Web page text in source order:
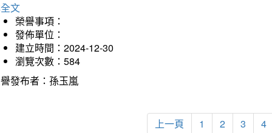
文
榮譽事項：
發佈單位：
建立時間：2024-12-30
瀏覽次數：584
發布者：孫玉嵐
上一頁 1 2 3 4